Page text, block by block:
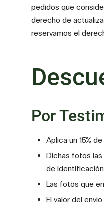
pedidos que
derecho de
reservamos el
Por
Aplica un 15%
Dichas fotos
de
Las fotos que
El valor del